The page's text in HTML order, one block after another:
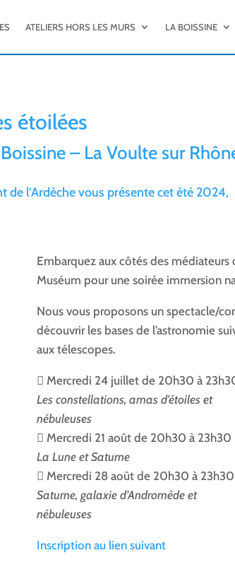
ATELIERS HORS LES MURS LA BOISSINE
étoilées
– La Voulte sur
l’Ardèche vous présente cet été
Embarquez aux côtés des
Muséum pour une soirée immersion
Nous vous proposons un spectacle/
découvrir les bases de l’astronomie
aux télescopes.
 Mercredi 24 juillet de 20h30 à
Les constellations, amas d’étoiles et
nébuleuses
 Mercredi 21 août de 20h30 à 23h30
La Lune et Saturne
 Mercredi 28 août de 20h30 à 23h30
Saturne, galaxie d’Andromède et
nébuleuses
Inscription au lien suivant